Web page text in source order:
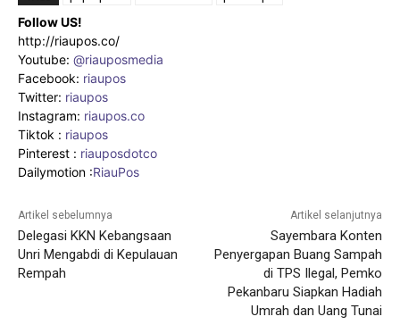
Follow US!
http://riaupos.co/
Youtube: @riauposmedia
Facebook: riaupos
Twitter: riaupos
Instagram: riaupos.co
Tiktok : riaupos
Pinterest : riauposdotco
Dailymotion :RiauPos
Artikel sebelumnya
Delegasi KKN Kebangsaan
Unri Mengabdi di Kepulauan
Rempah
Artikel selanjutnya
Sayembara Konten
Penyergapan Buang Sampah
di TPS Ilegal, Pemko
Pekanbaru Siapkan Hadiah
Umrah dan Uang Tunai